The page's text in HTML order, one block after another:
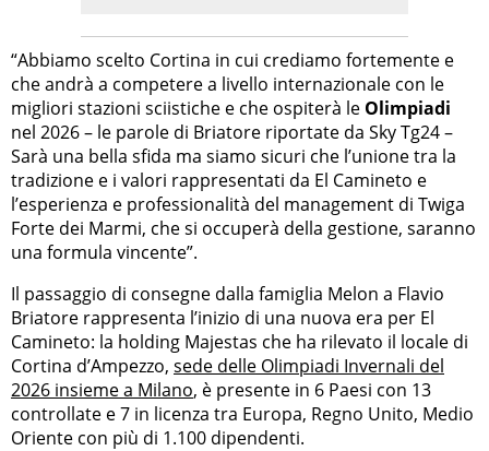
“Abbiamo scelto Cortina in cui crediamo fortemente e
che andrà a competere a livello internazionale con le
migliori stazioni sciistiche e che ospiterà le Olimpiadi
nel 2026 – le parole di Briatore riportate da Sky Tg24 –
Sarà una bella sfida ma siamo sicuri che l’unione tra la
tradizione e i valori rappresentati da El Camineto e
l’esperienza e professionalità del management di Twiga
Forte dei Marmi, che si occuperà della gestione, saranno
una formula vincente”.
Il passaggio di consegne dalla famiglia Melon a Flavio
Briatore rappresenta l’inizio di una nuova era per El
Camineto: la holding Majestas che ha rilevato il locale di
Cortina d’Ampezzo, sede delle Olimpiadi Invernali del
2026 insieme a Milano, è presente in 6 Paesi con 13
controllate e 7 in licenza tra Europa, Regno Unito, Medio
Oriente con più di 1.100 dipendenti.